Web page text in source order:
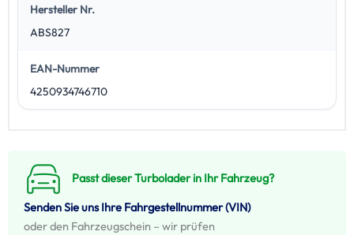
Hersteller Nr.
ABS827
EAN-Nummer
4250934746710
Passt dieser Turbolader in Ihr Fahrzeug?
Senden Sie uns Ihre Fahrgestellnummer (VIN)
oder den Fahrzeugschein – wir prüfen